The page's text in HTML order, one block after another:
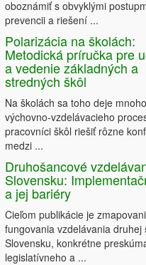
oboznámiť s obvyklými
prevencii a riešení ...
Polarizácia na školách:
Metodická príručka pre
a vedenie základných a
stredných škôl
Na školách sa toho deje
výchovno-vzdelávacieho
pracovníci škôl riešiť rôzne
medzi ...
Druhošancové
Slovensku:
a jej bariéry
Cieľom publikácie je
fungovania vzdelávania druhej
Slovensku, konkrétne
legislatívneho a ...